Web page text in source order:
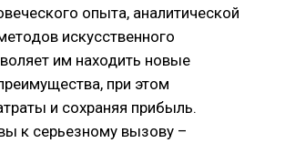
опыта, аналитической
искусственного
им находить новые
при этом
и сохраняя прибыль.
к серьезному вызову –